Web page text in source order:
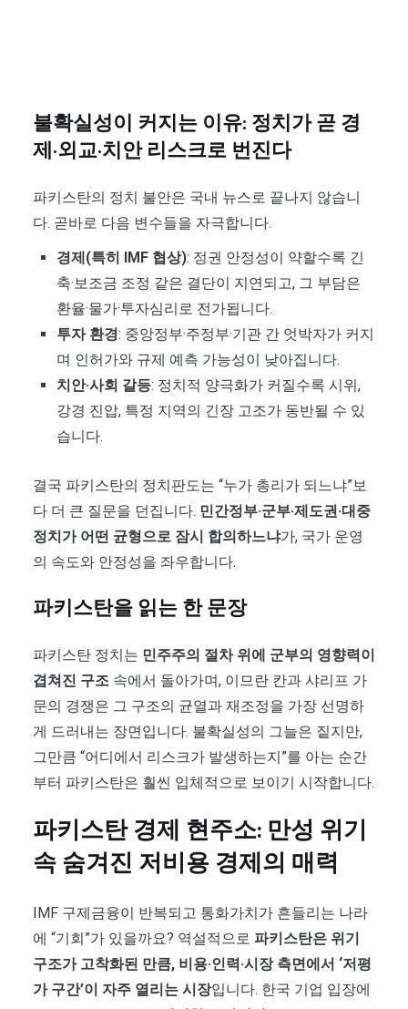
불확실성이 커지는 이유: 정치가 곧 경
제·외교·치안 리스크로 번진다
파키스탄의 정치 불안은 국내 뉴스로 끝나지 않습니
다. 곧바로 다음 변수들을 자극합니다.
경제(특히 IMF 협상): 정권 안정성이 약할수록 긴
축·보조금 조정 같은 결단이 지연되고, 그 부담은
환율·물가·투자심리로 전가됩니다.
투자 환경: 중앙정부·주정부·기관 간 엇박자가 커지
며 인허가와 규제 예측 가능성이 낮아집니다.
치안·사회 갈등: 정치적 양극화가 커질수록 시위,
강경 진압, 특정 지역의 긴장 고조가 동반될 수 있
습니다.
결국 파키스탄의 정치판도는 “누가 총리가 되느냐”보
다 더 큰 질문을 던집니다. 민간정부·군부·제도권·대중
정치가 어떤 균형으로 잠시 합의하느냐가, 국가 운영
의 속도와 안정성을 좌우합니다.
파키스탄을 읽는 한 문장
파키스탄 정치는 민주주의 절차 위에 군부의 영향력이
겹쳐진 구조 속에서 돌아가며, 이므란 칸과 샤리프 가
문의 경쟁은 그 구조의 균열과 재조정을 가장 선명하
게 드러내는 장면입니다. 불확실성의 그늘은 짙지만,
그만큼 “어디에서 리스크가 발생하는지”를 아는 순간
부터 파키스탄은 훨씬 입체적으로 보이기 시작합니다.
파키스탄 경제 현주소: 만성 위기
속 숨겨진 저비용 경제의 매력
IMF 구제금융이 반복되고 통화가치가 흔들리는 나라
에 “기회”가 있을까요? 역설적으로 파키스탄은 위기
구조가 고착화된 만큼, 비용·인력·시장 측면에서 ‘저평
가 구간’이 자주 열리는 시장입니다. 한국 기업 입장에